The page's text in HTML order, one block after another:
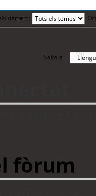
darrers:
Salta a :
fòrum